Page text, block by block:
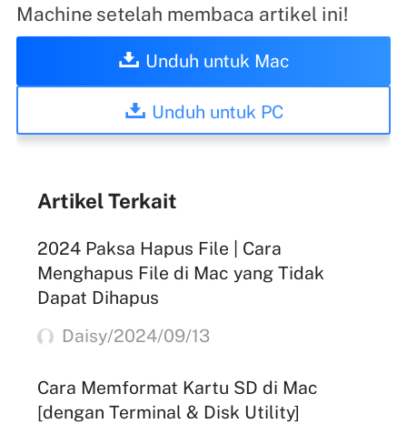
Machine setelah membaca artikel ini!
Unduh untuk Mac
Unduh untuk PC
Artikel Terkait
2024 Paksa Hapus File | Cara
Menghapus File di Mac yang Tidak
Dapat Dihapus
Daisy/2024/09/13
Cara Memformat Kartu SD di Mac
[dengan Terminal & Disk Utility]